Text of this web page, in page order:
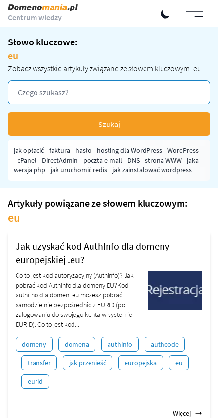
Centrum wiedzy
Słowo kluczowe:
eu
Zobacz wszystkie artykuły związane ze słowem kluczowym: eu
Szukaj
jak opłacić faktura hasło hosting dla WordPress
WordPress
cPanel
DirectAdmin poczta e-mail DNS strona WWW
jaka
wersja php
jak uruchomić redis jak zainstalować wordpress
Artykuły powiązane ze słowem kluczowym:
eu
Jak uzyskać kod AuthInfo dla domeny
europejskiej .eu?
Co to jest kod autoryzacyjny (AuthInfo)? Jak
pobrać kod AuthInfo dla domeny EU?Kod
authifno dla domen .eu możesz pobrać
samodzielnie bezpośrednio z EURID (po
zalogowaniu do swojego konta w systemie
EURID). Co to jest kod...
domeny domena authinfo authcode
transfer jak przenieść europejska eu
eurid
Więcej